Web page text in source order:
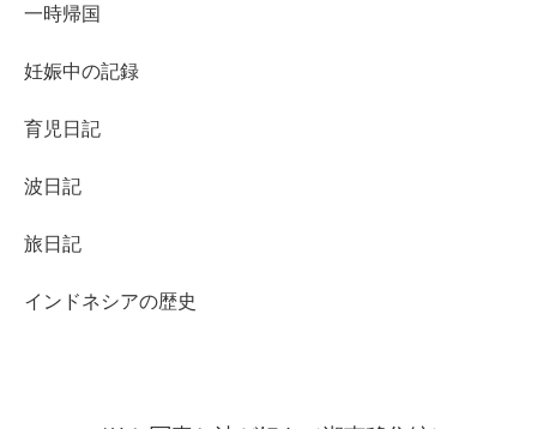
一時帰国
妊娠中の記録
育児日記
波日記
旅日記
インドネシアの歴史